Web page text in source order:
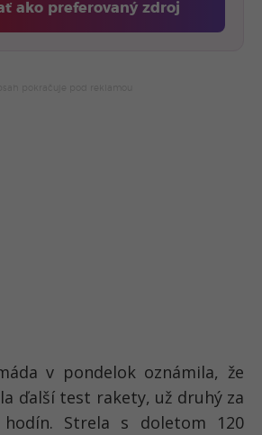
ako preferovaný zdroj
Fontech, odkaz sa otvorí v
v pondelok oznámila, že
ďalší test rakety, už druhý za
hodín. Strela s doletom 120